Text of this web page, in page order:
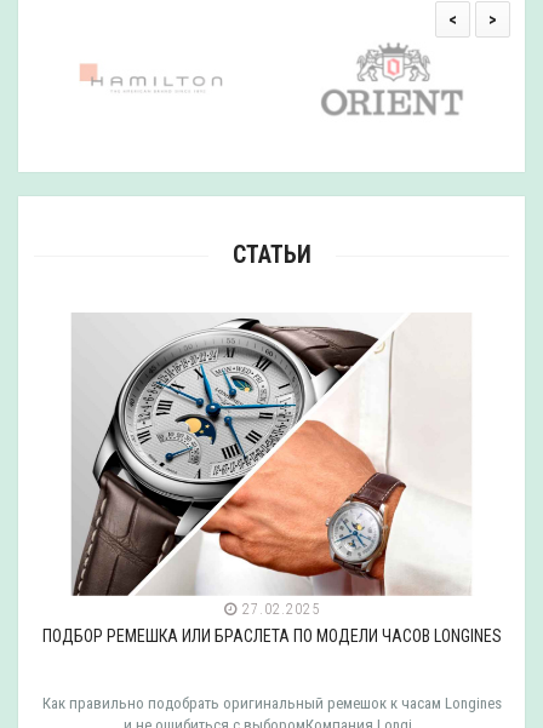
< >
СТАТЬИ
27.02.2025
ПОДБОР РЕМЕШКА ИЛИ БРАСЛЕТА ПО МОДЕЛИ ЧАСОВ LONGINES
Как правильно подобрать оригинальный ремешок к часам Longines